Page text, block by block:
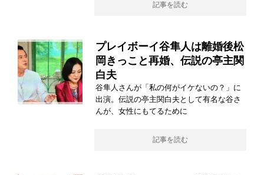
記事を読む
プレイボーイ谷隼人は離婚後松
岡きっこと再婚、伝説の亭主関
白夫
谷隼人さんが「私の何がイケないの？」に
出演。伝説の亭主関白夫として有名な谷さ
んが、女性にもてるために
記事を読む